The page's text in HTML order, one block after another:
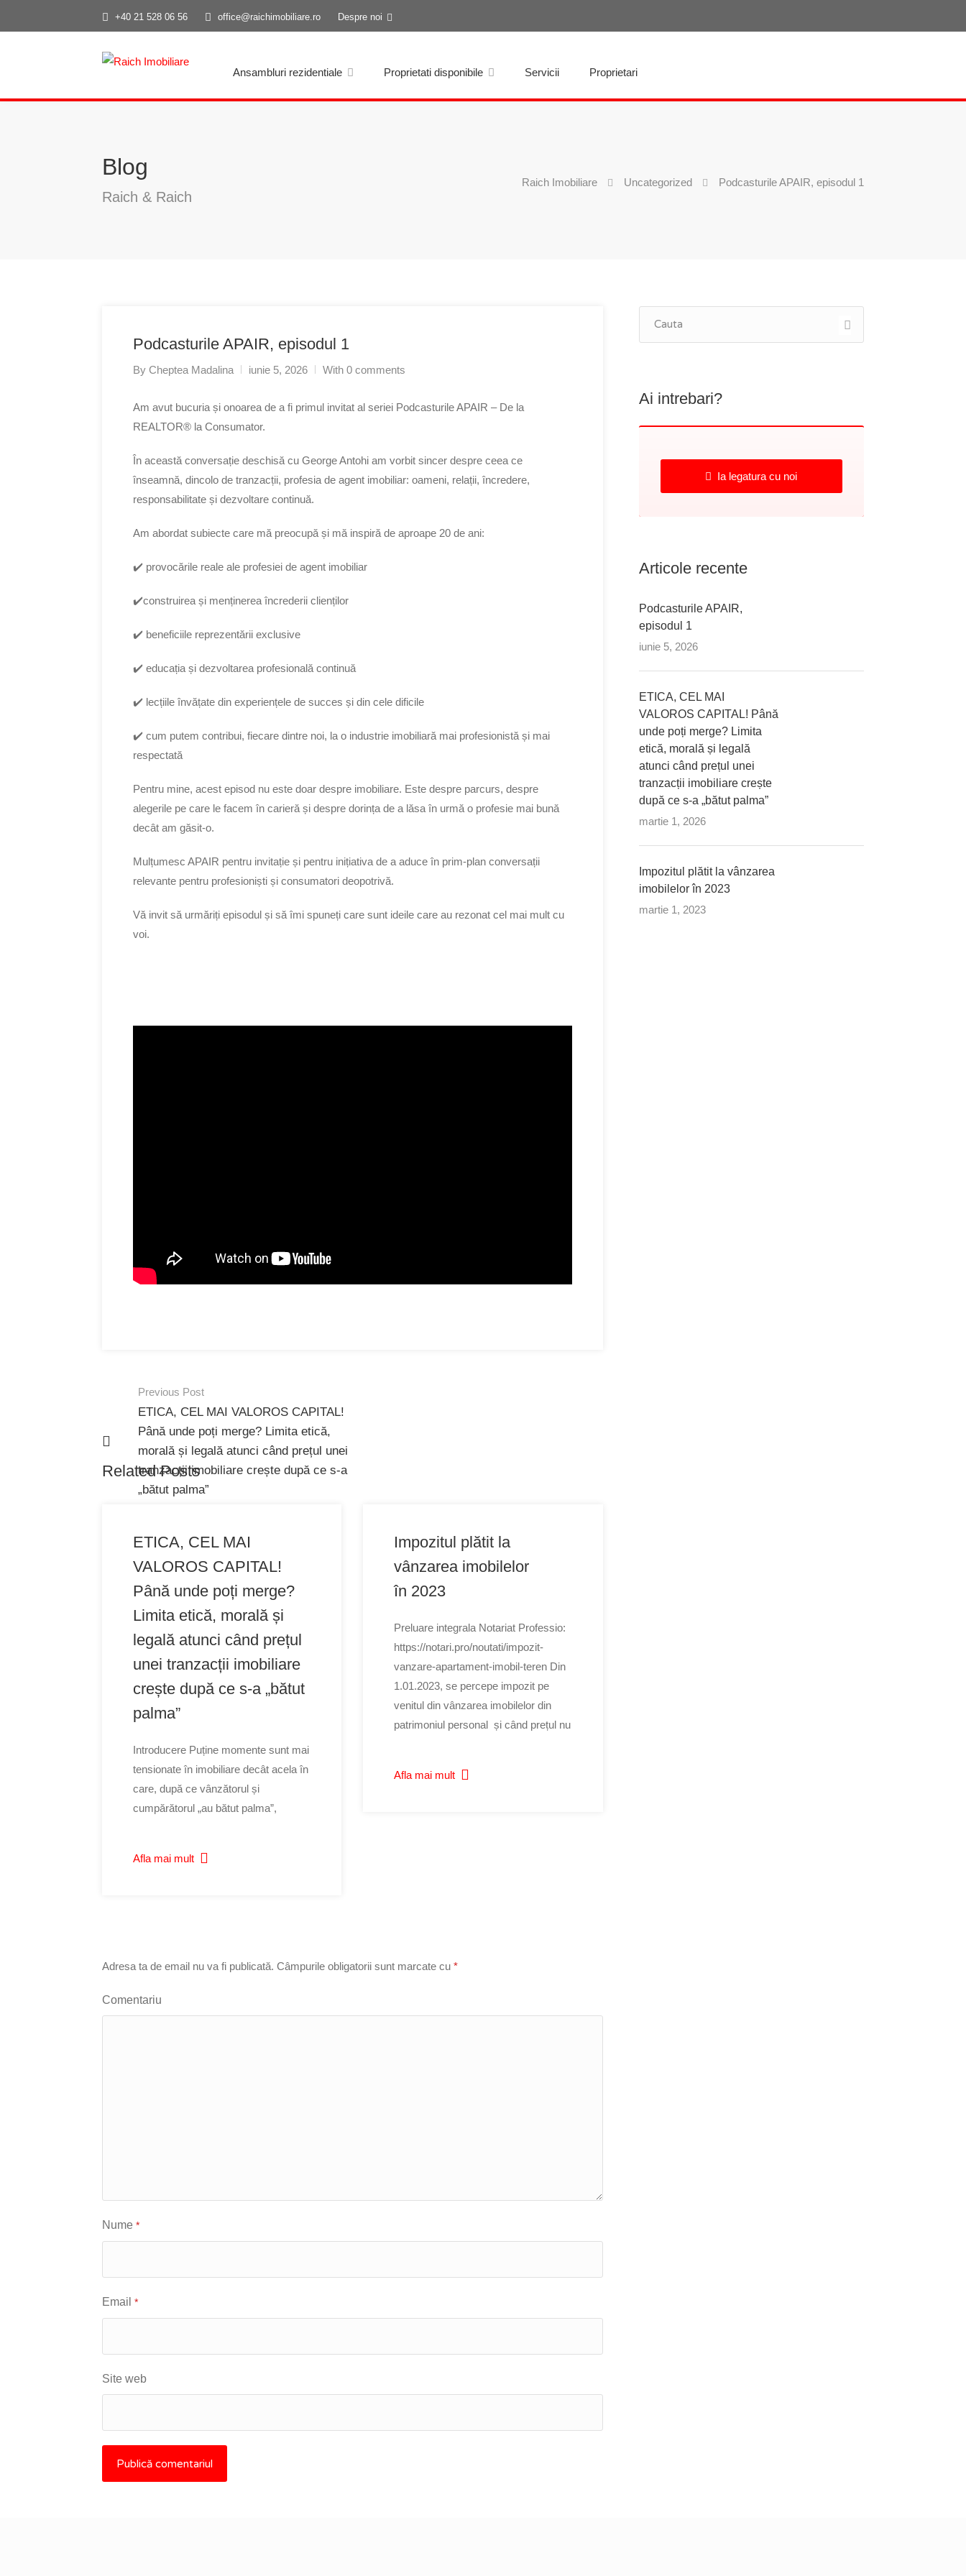
+40 21 528 06 56 office@raichimobiliare.ro Despre noi
Ansambluri rezidentiale Proprietati disponibile Servicii Proprietari
Blog
Raich & Raich
Raich Imobiliare Uncategorized Podcasturile APAIR, episodul 1
Podcasturile APAIR, episodul 1
By Cheptea Madalina iunie 5, 2026 With 0 comments
Am avut bucuria și onoarea de a fi primul invitat al seriei Podcasturile APAIR – De la
REALTOR® la Consumator.
În această conversație deschisă cu George Antohi am vorbit sincer despre ceea ce
înseamnă, dincolo de tranzacții, profesia de agent imobiliar: oameni, relații, încredere,
responsabilitate și dezvoltare continuă.
Am abordat subiecte care mă preocupă și mă inspiră de aproape 20 de ani:
✔️ provocările reale ale profesiei de agent imobiliar
✔️construirea și menținerea încrederii clienților
✔️ beneficiile reprezentării exclusive
✔️ educația și dezvoltarea profesională continuă
✔️ lecțiile învățate din experiențele de succes și din cele dificile
✔️ cum putem contribui, fiecare dintre noi, la o industrie imobiliară mai profesionistă și mai
respectată
Pentru mine, acest episod nu este doar despre imobiliare. Este despre parcurs, despre
alegerile pe care le facem în carieră și despre dorința de a lăsa în urmă o profesie mai bună
decât am găsit-o.
Mulțumesc APAIR pentru invitație și pentru inițiativa de a aduce în prim-plan conversații
relevante pentru profesioniști și consumatori deopotrivă.
Vă invit să urmăriți episodul și să îmi spuneți care sunt ideile care au rezonat cel mai mult cu
voi.
Post
navigation
Previous Post
ETICA, CEL MAI VALOROS CAPITAL!
Până unde poți merge? Limita etică,
morală și legală atunci când prețul unei
tranzacții imobiliare crește după ce s-a
„bătut palma”
Related Posts
ETICA, CEL MAI
VALOROS CAPITAL!
Până unde poți merge?
Limita etică, morală și
legală atunci când prețul
unei tranzacții imobiliare
crește după ce s-a „bătut
palma”
Introducere Puține momente sunt mai
tensionate în imobiliare decât acela în
care, după ce vânzătorul și
cumpărătorul „au bătut palma”,
Afla mai mult
Impozitul plătit la
vânzarea imobilelor
în 2023
Preluare integrala Notariat Professio:
https://notari.pro/noutati/impozit-
vanzare-apartament-imobil-teren Din
1.01.2023, se percepe impozit pe
venitul din vânzarea imobilelor din
patrimoniul personal și când prețul nu
Afla mai mult
Adresa ta de email nu va fi publicată. Câmpurile obligatorii sunt marcate cu *
Comentariu
Nume *
Email *
Site web
Ai intrebari?
Ia legatura cu noi
Articole recente
Podcasturile APAIR,
episodul 1
iunie 5, 2026
ETICA, CEL MAI
VALOROS CAPITAL! Până
unde poți merge? Limita
etică, morală și legală
atunci când prețul unei
tranzacții imobiliare crește
după ce s-a „bătut palma”
martie 1, 2026
Impozitul plătit la vânzarea
imobilelor în 2023
martie 1, 2023